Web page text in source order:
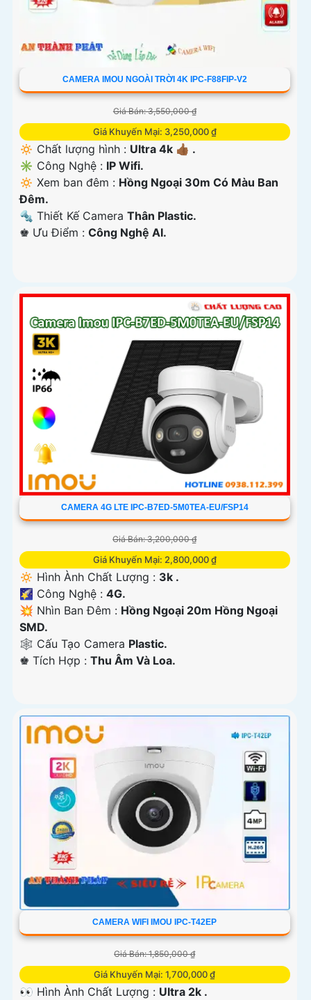
CAMERA IMOU NGOÀI TRỜI 4K IPC-F88FIP-V2
Giá Bán: 3,550,000 ₫
Giá Khuyến Mại: 3,250,000 ₫
🔅 Chất lượng hình : Ultra 4k 👍🏾 .
✳️ Công Nghệ : IP Wifi.
🔅 Xem ban đêm : Hồng Ngoại 30m Có Màu Ban
Đêm.
🔩 Thiết Kế Camera Thân Plastic.
️♚ Ưu Điểm : Công Nghệ AI.
CAMERA 4G LTE IPC-B7ED-5M0TEA-EU/FSP14
Giá Bán: 3,200,000 ₫
Giá Khuyến Mại: 2,800,000 ₫
🔅 Hình Ành Chất Lượng : 3k .
🌠 Công Nghệ : 4G.
💥 Nhìn Ban Đêm : Hồng Ngoại 20m Hồng Ngoại
SMD.
🕸️ Cấu Tạo Camera Plastic.
️♚ Tích Hợp : Thu Âm Và Loa.
CAMERA WIFI IMOU IPC-T42EP
Giá Bán: 1,850,000 ₫
Giá Khuyến Mại: 1,700,000 ₫
👀 Hình Ành Chất Lượng : Ultra 2k .